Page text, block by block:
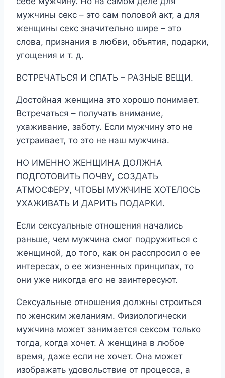
мужчины секс – это сам половой акт, а для
женщины секс значительно шире – это
слова, признания в любви, объятия, подарки,
угощения и т. д.
ВСТРЕЧАТЬСЯ И СПАТЬ – РАЗНЫЕ ВЕЩИ.
Достойная женщина это хорошо понимает.
Встречаться – получать внимание,
ухаживание, заботу. Если мужчину это не
устраивает, то это не наш мужчина.
НО ИМЕННО ЖЕНЩИНА ДОЛЖНА
ПОДГОТОВИТЬ ПОЧВУ, СОЗДАТЬ
АТМОСФЕРУ, ЧТОБЫ МУЖЧИНЕ ХОТЕЛОСЬ
УХАЖИВАТЬ И ДАРИТЬ ПОДАРКИ.
Если сексуальные отношения начались
раньше, чем мужчина смог подружиться с
женщиной, до того, как он расспросил о ее
интересах, о ее жизненных принципах, то
они уже никогда его не заинтересуют.
Сексуальные отношения должны строиться
по женским желаниям. Физиологически
мужчина может занимается сексом только
тогда, когда хочет. А женщина в любое
время, даже если не хочет. Она может
изображать удовольствие от процесса, а